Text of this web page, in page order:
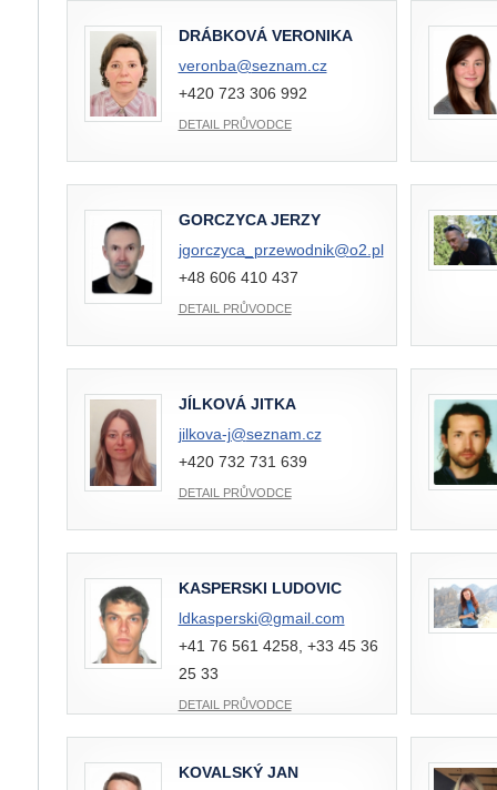
DRÁBKOVÁ VERONIKA
veronba@seznam.cz
+420 723 306 992
DETAIL PRŮVODCE
GORCZYCA JERZY
jgorczyca_przewodnik@o2.pl
+48 606 410 437
DETAIL PRŮVODCE
JÍLKOVÁ JITKA
jilkova-j@seznam.cz
+420 732 731 639
DETAIL PRŮVODCE
KASPERSKI LUDOVIC
ldkasperski@gmail.com
+41 76 561 4258, +33 45 36
25 33
DETAIL PRŮVODCE
KOVALSKÝ JAN